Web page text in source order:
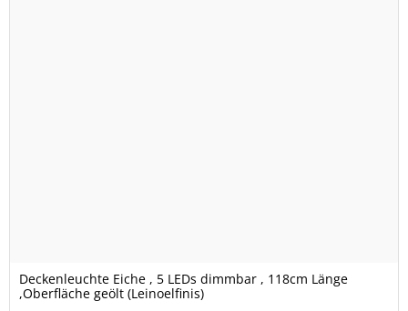
Deckenleuchte Eiche , 5 LEDs dimmbar , 118cm Länge
,Oberfläche geölt (Leinoelfinis)